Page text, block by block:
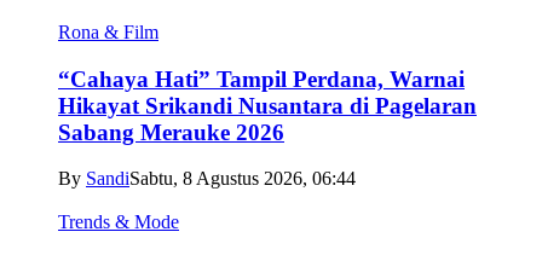
Rona & Film
“Cahaya Hati” Tampil Perdana, Warnai
Hikayat Srikandi Nusantara di Pagelaran
Sabang Merauke 2026
By SandiSabtu, 8 Agustus 2026, 06:44
Trends & Mode